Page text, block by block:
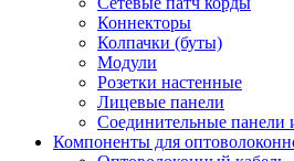
Коннекторы
Колпачки (буты)
Модули
Розетки настенные
Лицевые панели
Соединительные панели
Компоненты для